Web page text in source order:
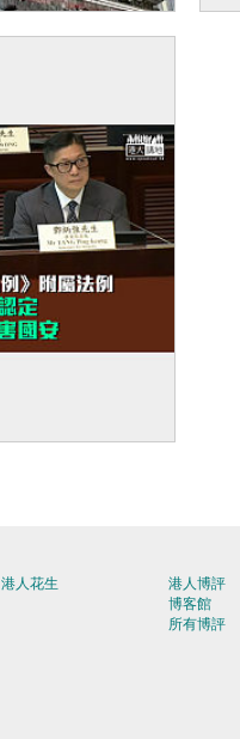
港人花生
港人博評
博客館
所有博評